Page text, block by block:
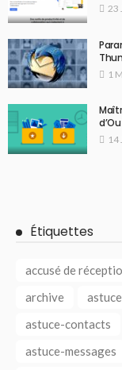
23
1
14
Étiquettes
accusé de
archive
astuce-contacts
astuce-messages